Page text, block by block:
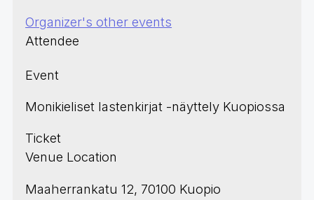
Organizer's other events
Attendee
Event
Monikieliset lastenkirjat -näyttely Kuopiossa
Ticket
Venue Location
Maaherrankatu 12, 70100 Kuopio